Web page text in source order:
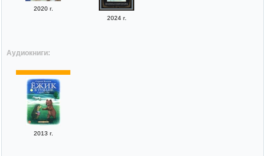
2020 г.
2024 г.
Аудиокниги:
2013 г.